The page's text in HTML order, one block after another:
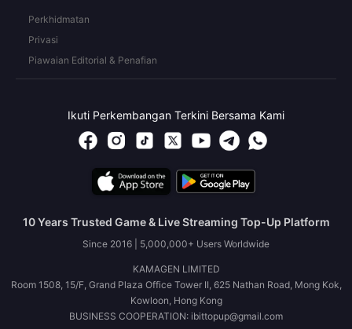
Perkhidmatan
Privasi
Piawaian Editorial & Penafian
Ikuti Perkembangan Terkini Bersama Kami
10 Years Trusted Game & Live Streaming Top-Up Platform
Since 2016 | 5,000,000+ Users Worldwide
KAMAGEN LIMITED
Room 1508, 15/F, Grand Plaza Office Tower II, 625 Nathan Road, Mong Kok,
Kowloon, Hong Kong
BUSINESS COOPERATION: ibittopup@gmail.com